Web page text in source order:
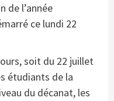
de l’année
ce lundi 22
soit du 22 juillet
étudiants de la
du décanat, les